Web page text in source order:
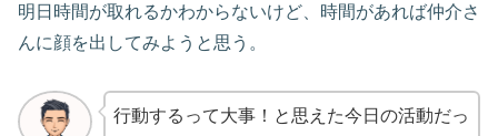
明日時間が取れるかわからないけど、時間があれば仲介さ
んに顔を出してみようと思う。
行動するって大事！と思えた今日の活動だっ